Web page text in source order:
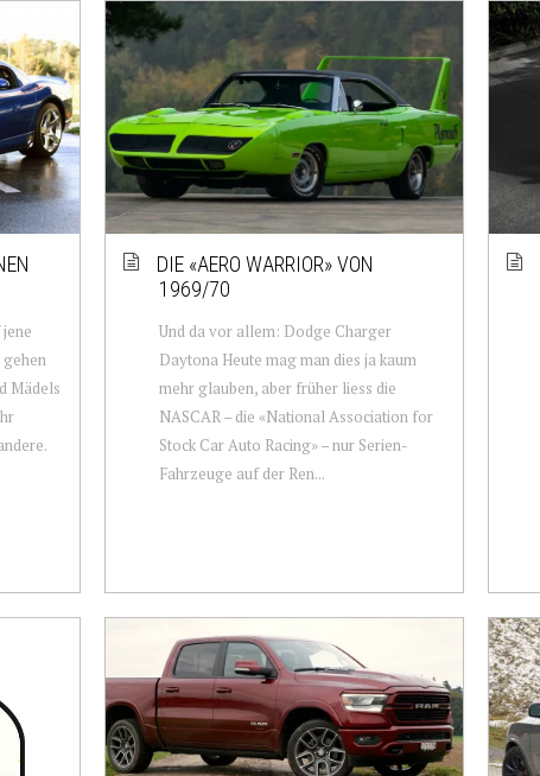
gehen
Mädels
DIE «AERO WARRIOR» VON
1969/70
Und da vor allem: Dodge Charger
Daytona Heute mag man dies ja kaum
mehr glauben, aber früher liess die
NASCAR – die «National Association for
Stock Car Auto Racing» – nur Serien-
Fahrzeuge auf der Ren...